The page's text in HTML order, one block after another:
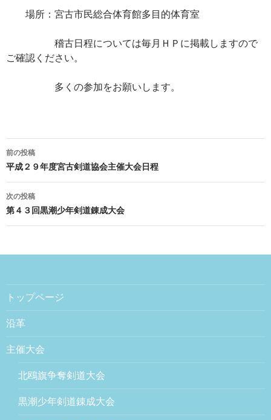
場所：宮古市民総合体育館多目的体育室
稽古日程については毎月ＨＰに掲載しますので
ご確認ください。
多くの参加をお願いします。
投稿ナビゲーション
前の投稿
平成２９年度宮古剣道協会主催大会日程
次の投稿
第４３回黒潮少年剣道錬成大会
トップページ
沿革
主催大会
北鴎旗争奪剣道大会
黒潮少年剣道錬成大会